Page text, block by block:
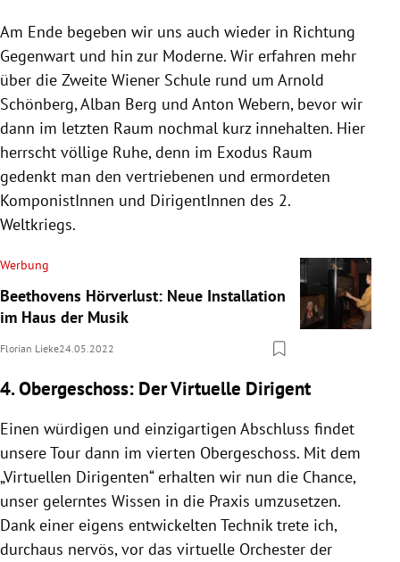
Am Ende begeben wir uns auch wieder in Richtung
Gegenwart und hin zur Moderne. Wir erfahren mehr
über die Zweite Wiener Schule rund um Arnold
Schönberg, Alban Berg und Anton Webern, bevor wir
dann im letzten Raum nochmal kurz innehalten. Hier
herrscht völlige Ruhe, denn im Exodus Raum
gedenkt man den vertriebenen und ermordeten
KomponistInnen und DirigentInnen des 2.
Weltkriegs.
Werbung
Beethovens Hörverlust: Neue Installation
im Haus der Musik
Florian Lieke24.05.2022
4. Obergeschoss: Der Virtuelle Dirigent
Einen würdigen und einzigartigen Abschluss findet
unsere Tour dann im vierten Obergeschoss. Mit dem
„Virtuellen Dirigenten“erhalten wir nun die Chance,
unser gelerntes Wissen in die Praxis umzusetzen.
Dank einer eigens entwickelten Technik trete ich,
durchaus nervös, vor das virtuelle Orchester der